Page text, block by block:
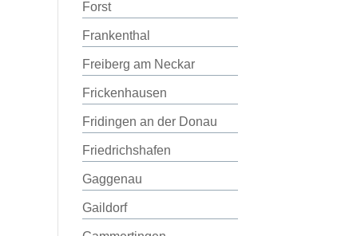
Forst
Frankenthal
Freiberg am Neckar
Frickenhausen
Fridingen an der Donau
Friedrichshafen
Gaggenau
Gaildorf